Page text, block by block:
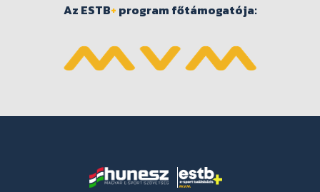
Az ESTB+ program főtámogatója: